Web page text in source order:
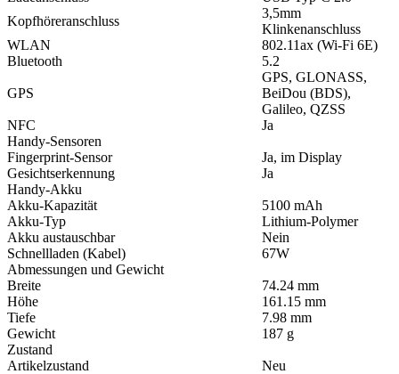
Kopfhöreranschluss
3,5mm
Klinkenanschluss
WLAN
802.11ax (Wi-Fi 6E)
Bluetooth
5.2
GPS
GPS, GLONASS,
BeiDou (BDS),
Galileo, QZSS
NFC
Ja
Handy-Sensoren
Fingerprint-Sensor
Ja, im Display
Gesichtserkennung
Ja
Handy-Akku
Akku-Kapazität
5100 mAh
Akku-Typ
Lithium-Polymer
Akku austauschbar
Nein
Schnellladen (Kabel)
67W
Abmessungen und Gewicht
Breite
74.24 mm
Höhe
161.15 mm
Tiefe
7.98 mm
Gewicht
187 g
Zustand
Artikelzustand
Neu